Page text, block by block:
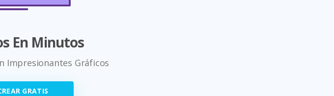
En Minutos
Impresionantes Gráficos
GRATIS